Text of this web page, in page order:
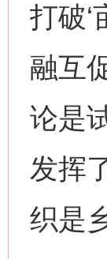
打破
融互
论是
发挥
织是